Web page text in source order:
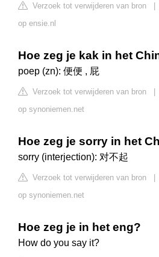
Verzoek tot verwijderen van bron
op ensie.nl
Hoe zeg je kak in het
poep (zn): 便便 , 屁
Verzoek tot verwijderen van bron
op synoniemen.net
Hoe zeg je sorry in het
sorry (interjection): 对不起
Verzoek tot verwijderen van bron
op synoniemen.net
Hoe zeg je in het eng?
How do you say it?